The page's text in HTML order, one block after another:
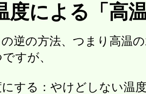
度による「高
の逆の方法、つまり高温
すが、
にする：やけどしない温